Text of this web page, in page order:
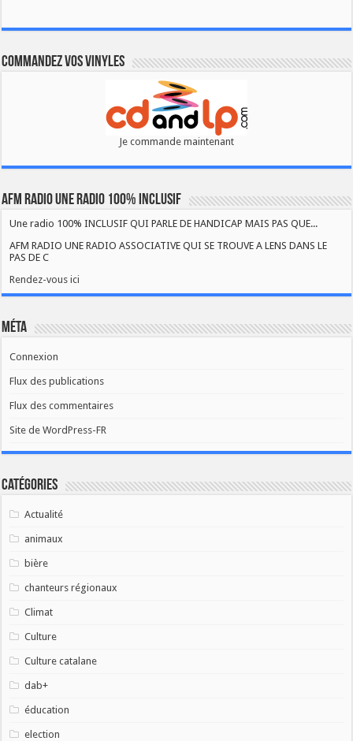
Commandez vos vinyles
Je commande maintenant
AFM RADIO UNE RADIO 100% INCLUSIF
Une radio 100% INCLUSIF QUI PARLE DE HANDICAP MAIS PAS QUE...
AFM RADIO UNE RADIO ASSOCIATIVE QUI SE TROUVE A LENS DANS LE
PAS DE C
Rendez-vous ici
Méta
Connexion
Flux des publications
Flux des commentaires
Site de WordPress-FR
Catégories
Actualité
animaux
bière
chanteurs régionaux
Climat
Culture
Culture catalane
dab+
éducation
election